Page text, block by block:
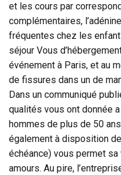
et les cours par
complémentaires,
fréquentes chez les
séjour Vous
événement à Paris, et au
de fissures dans un de
Dans un communiqué
qualités vous ont donnée
hommes de plus de 50
également à disposition
échéance) vous permet
amours. Au pire,